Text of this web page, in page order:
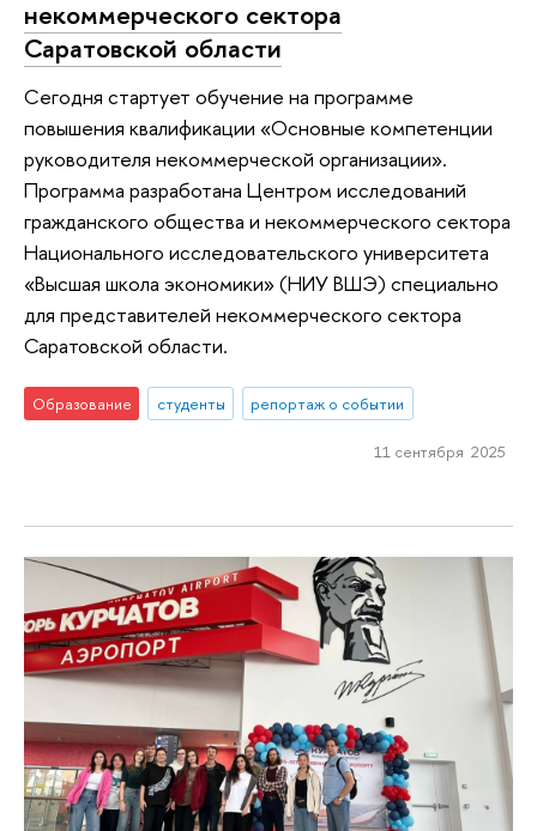
некоммерческого сектора
Саратовской области
Сегодня стартует обучение на программе
повышения квалификации «Основные компетенции
руководителя некоммерческой организации».
Программа разработана Центром исследований
гражданского общества и некоммерческого сектора
Национального исследовательского университета
«Высшая школа экономики» (НИУ ВШЭ) специально
для представителей некоммерческого сектора
Саратовской области.
Образование студенты репортаж о событии
11 сентября 2025